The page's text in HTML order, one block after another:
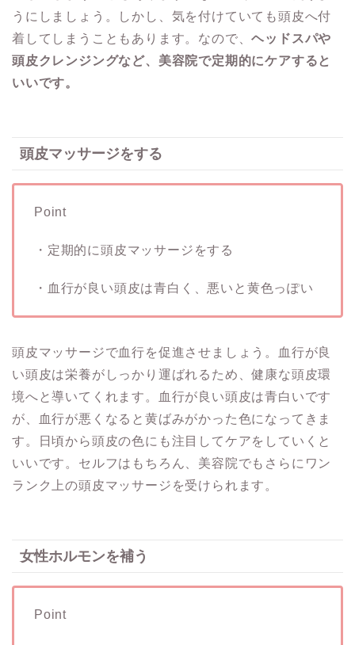
うにしましょう。しかし、気を付けていても頭皮へ付
着してしまうこともあります。なので、ヘッドスパや
頭皮クレンジングなど、美容院で定期的にケアすると
いいです。
頭皮マッサージをする
Point
・定期的に頭皮マッサージをする
・血行が良い頭皮は青白く、悪いと黄色っぽい
頭皮マッサージで血行を促進させましょう。血行が良
い頭皮は栄養がしっかり運ばれるため、健康な頭皮環
境へと導いてくれます。血行が良い頭皮は青白いです
が、血行が悪くなると黄ばみがかった色になってきま
す。日頃から頭皮の色にも注目してケアをしていくと
いいです。セルフはもちろん、美容院でもさらにワン
ランク上の頭皮マッサージを受けられます。
女性ホルモンを補う
Point